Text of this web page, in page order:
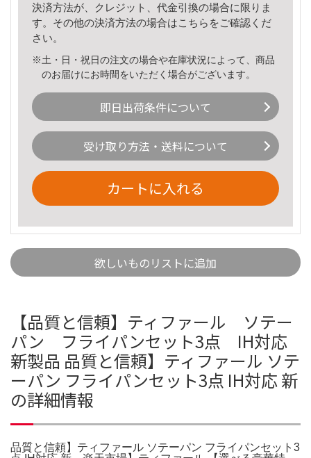
決済方法が、クレジット、代金引換の場合に限りま
す。その他の決済方法の場合はこちら をご確認くだ
さい。
※土・日・祝日の注文の場合や在庫状況によって、商品
のお届けにお時間をいただく場合がございます。
即日出荷条件について
受け取り方法・送料について
カートに入れる
欲しいものリストに追加
【品質と信頼】ティファール ソテー
パン フライパンセット3点 IH対応
新製品 品質と信頼】ティファール ソテ
ーパン フライパンセット3点 IH対応 新
の詳細情報
品質と信頼】ティファール ソテーパン フライパンセット3